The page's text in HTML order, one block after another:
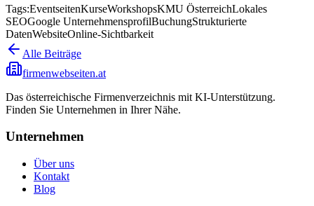
Tags:EventseitenKurseWorkshopsKMU ÖsterreichLokales
SEOGoogle UnternehmensprofilBuchungStrukturierte
DatenWebsiteOnline-Sichtbarkeit
Alle Beiträge
firmenwebseiten.at
Das österreichische Firmenverzeichnis mit KI-Unterstützung.
Finden Sie Unternehmen in Ihrer Nähe.
Unternehmen
Über uns
Kontakt
Blog